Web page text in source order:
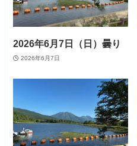
2026年6月7日（日）曇り
2026年6月7日